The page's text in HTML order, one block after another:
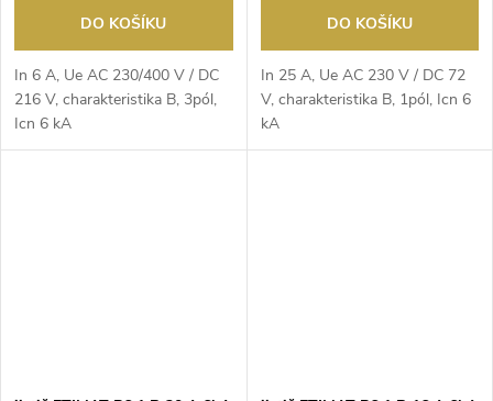
DO KOŠÍKU
In 6 A, Ue AC 230/400 V / DC
216 V, charakteristika B, 3pól,
Icn 6 kA
DO KOŠÍKU
In 25 A, Ue AC 230 V / DC 72
V, charakteristika B, 1pól, Icn 6
kA